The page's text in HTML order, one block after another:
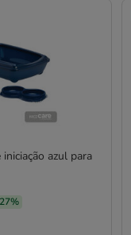
iniciação azul para